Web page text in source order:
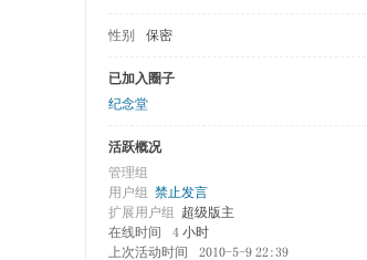
性别 保密
已加入圈子
纪念堂
活跃概况
管理组
用户组 禁止发言
扩展用户组 超级版主
在线时间
4 小时
上次活动时间
2010-5-9 22:39